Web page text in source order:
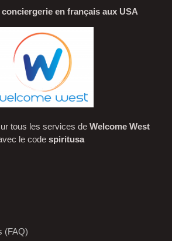
en français aux USA
tous les services de Welcome West
le code spiritusa
(FAQ)